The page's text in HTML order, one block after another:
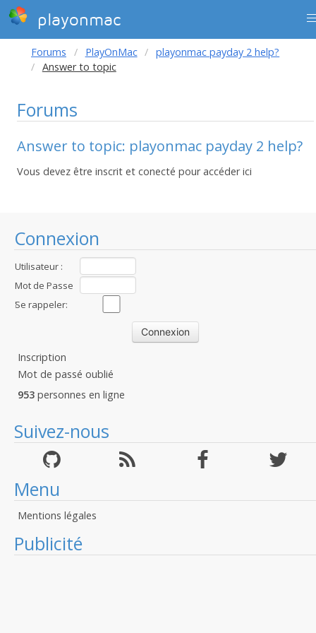
playonmac
Connexion
Utilisateur :
Mot de Passe
:Se rappeler:
Inscription
Mot de passé oublié
953 personnes en ligne
Suivez-nous
Menu
Mentions légales
Publicité
Forums PlayOnMac
playonmac payday 2 help?
Answer to topic
Forums
Answer to topic: playonmac payday 2 help?
Vous devez être inscrit et conecté pour accéder ici